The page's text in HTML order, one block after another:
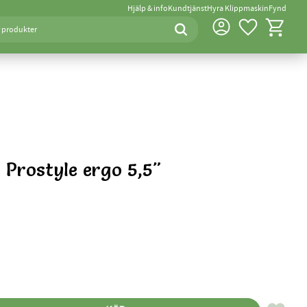
Hjälp & infoKundtjänstHyra KlippmaskinFynd
Favoriter
Kundvagn
Prostyle ergo 5,5"